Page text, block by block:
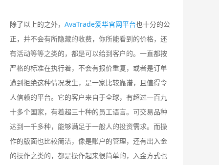
除了以上的之外， AvaTrade爱华官网平台也十分的公
正，并不会有所隐藏的收费，你所能看到的价格，还
有活动等等之类的，都是可以给到客户的。一直都按
严格的标准在执行着，不会有报价重复，或者是订单
遭到拒绝这种情况发生，是一家比较靠谱，且值得令
人信赖的平台。它的客户来自于全球，有超过一百九
十多个国家，有着超三十种的员工语言。可交易品种
达到一千多种，能够满足于一般人的投资需求。而操
作的版面也比较简洁，像是账户的管理，还有出入金
的操作之类的，都是操作起来很简单的，入金方式也